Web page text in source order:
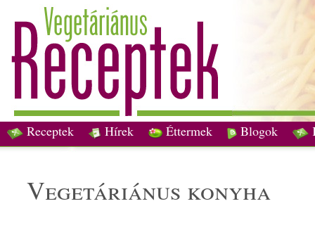
Receptek Hírek Éttermek Blogok
vegetáriánus konyha